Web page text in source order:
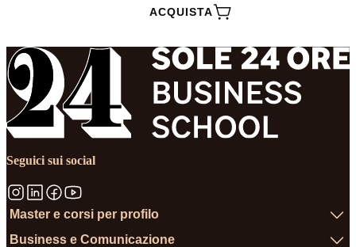
ACQUISTA
Seguici sui social
Master e corsi per profilo
Business e Comunicazione